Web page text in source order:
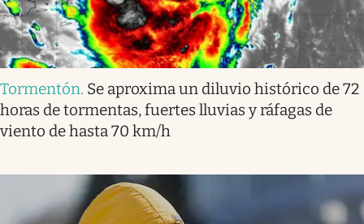
Tormentón. Se aproxima un diluvio histórico de 72
horas de tormentas, fuertes lluvias y ráfagas de
viento de hasta 70 km/h